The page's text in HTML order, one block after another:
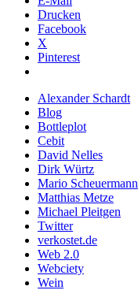
Drucken
Facebook
X
Pinterest
Alexander Schardt
Blog
Bottleplot
Cebit
David Nelles
Dirk Würtz
Mario Scheuermann
Matthias Metze
Michael Pleitgen
Twitter
verkostet.de
Web 2.0
Webciety
Wein